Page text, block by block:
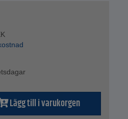
Lägg till i varukorgen